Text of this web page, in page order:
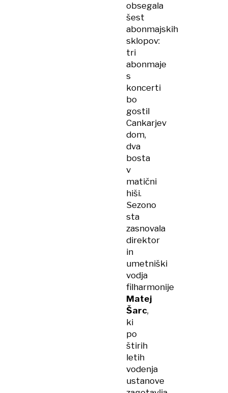
obsegala
šest
abonmajskih
sklopov:
tri
abonmaje
s
koncerti
bo
gostil
Cankarjev
dom,
dva
bosta
v
matični
hiši.
Sezono
sta
zasnovala
direktor
in
umetniški
vodja
filharmonije
Matej
Šarc,
ki
po
štirih
letih
vodenja
ustanove